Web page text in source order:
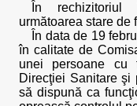
În rechizitoriul
următoarea stare de
În data de 19
în calitate de
unei persoane cu
Direcţiei Sanitare şi
să dispună ca